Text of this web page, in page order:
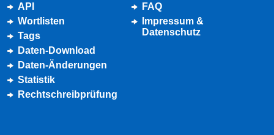
API
Wortlisten
Tags
Daten-Download
Daten-Änderungen
Statistik
Rechtschreibprüfung
FAQ
Impressum &
Datenschutz